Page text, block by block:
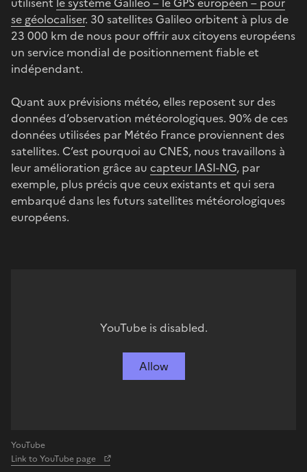
se géolocaliser. 30 satellites Galileo orbitent à plus de
23 000 km de nous pour offrir aux citoyens européens
un service mondial de positionnement fiable et
indépendant.
Quant aux prévisions météo, elles reposent sur des
données d’observation météorologiques. 90% de ces
données utilisées par Météo France proviennent des
satellites. C’est pourquoi au CNES, nous travaillons à
leur amélioration grâce au capteur IASI-NG, par
exemple, plus précis que ceux existants et qui sera
embarqué dans les futurs satellites météorologiques
européens.
YouTube is disabled.
Allow
YouTube
Link to YouTube page